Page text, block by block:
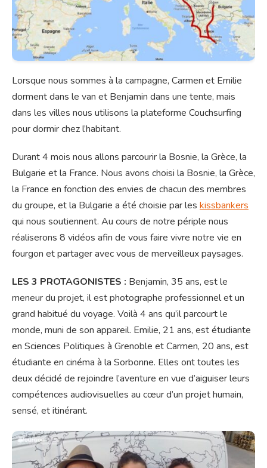
Lorsque nous sommes à la campagne, Carmen et Emilie
dorment dans le van et Benjamin dans une tente, mais
dans les villes nous utilisons la plateforme Couchsurfing
pour dormir chez l’habitant.
Durant 4 mois nous allons parcourir la Bosnie, la Grèce, la
Bulgarie et la France. Nous avons choisi la Bosnie, la Grèce,
la France en fonction des envies de chacun des membres
du groupe, et la Bulgarie a été choisie par les kissbankers
qui nous soutiennent. Au cours de notre périple nous
réaliserons 8 vidéos afin de vous faire vivre notre vie en
fourgon et partager avec vous de merveilleux paysages.
LES 3 PROTAGONISTES : Benjamin, 35 ans, est le
meneur du projet, il est photographe professionnel et un
grand habitué du voyage. Voilà 4 ans qu’il parcourt le
monde, muni de son appareil. Emilie, 21 ans, est étudiante
en Sciences Politiques à Grenoble et Carmen, 20 ans, est
étudiante en cinéma à la Sorbonne. Elles ont toutes les
deux décidé de rejoindre l’aventure en vue d’aiguiser leurs
compétences audiovisuelles au cœur d’un projet humain,
sensé, et itinérant.